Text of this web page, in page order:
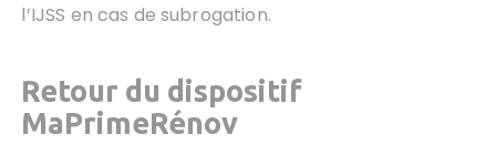
l’IJSS en cas de subrogation.
Retour du dispositif
MaPrimeRénov